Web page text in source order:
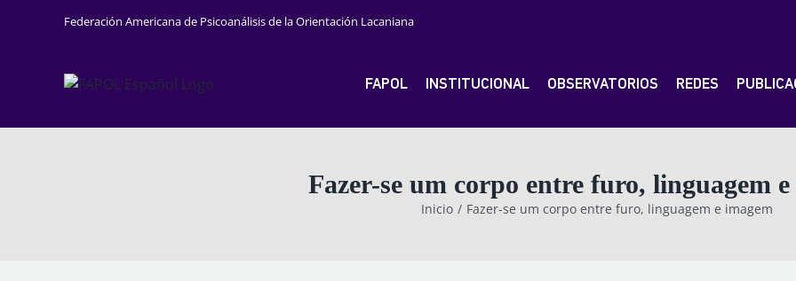
Federación Americana de Psicoanálisis de la Orientación Lacaniana
FAPOL INSTITUCIONAL OBSERVATORIOS REDES
Fazer-se um corpo entre furo, linguagem
Inicio Fazer-se um corpo entre furo, linguagem e imagem